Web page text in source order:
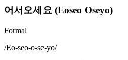
어서오세요 (Eoseo Oseyo)
Formal
/Eo-seo-o-se-yo/